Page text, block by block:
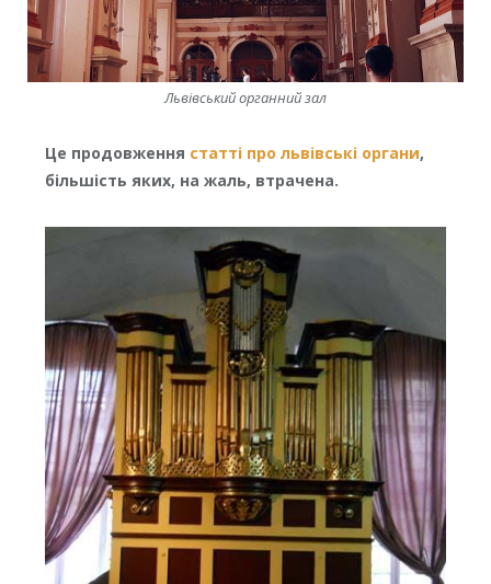
Львівський органний зал
Це продовження статті про львівські органи,
більшість яких, на жаль, втрачена.